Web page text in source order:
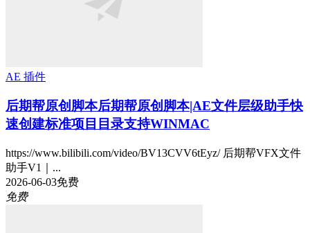
AE 插件
后期帮原创脚本后期帮原创脚本|AE文件层级助手快
速创建标准项目目录支持WINMAC
https://www.bilibili.com/video/BV13CVV6tEyz/ 后期帮VFX文件
助手V1｜...
2026-06-03免费
免费